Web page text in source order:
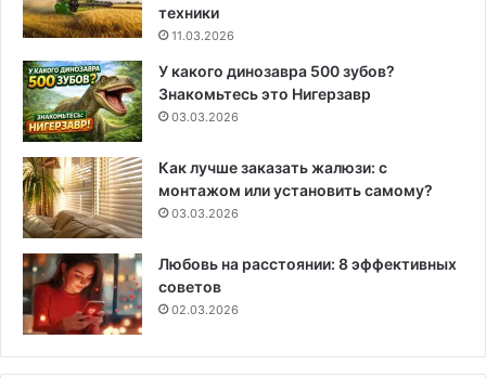
техники
11.03.2026
У какого динозавра 500 зубов?
Знакомьтесь это Нигерзавр
03.03.2026
Как лучше заказать жалюзи: с
монтажом или установить самому?
03.03.2026
Любовь на расстоянии: 8 эффективных
советов
02.03.2026